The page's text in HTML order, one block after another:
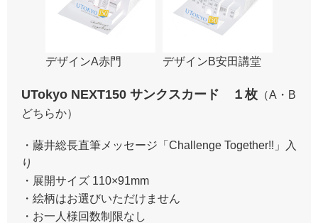
デザインA赤門 デザインB安田講堂
UTokyo NEXT150 サンクスカード １枚 （A・B
どちらか）
・藤井総長直筆メッセージ「Challenge Together!!」入
り
・展開サイズ 110×91mm
・絵柄はお選びいただけません
・お一人様回数制限なし